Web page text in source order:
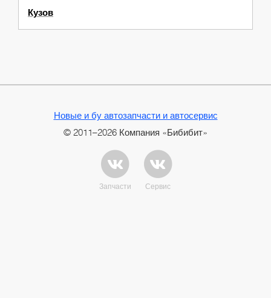
Кузов
Новые и бу автозапчасти и автосервис
© 2011–2026 Компания «Бибибит»
Запчасти Сервис